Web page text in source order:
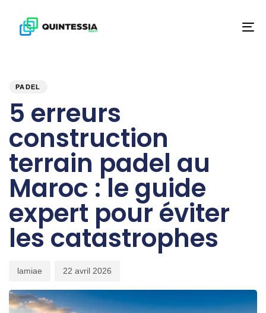
PADEL
5 erreurs
construction
terrain padel au
Maroc : le guide
expert pour éviter
les catastrophes
lamiae 22 avril 2026